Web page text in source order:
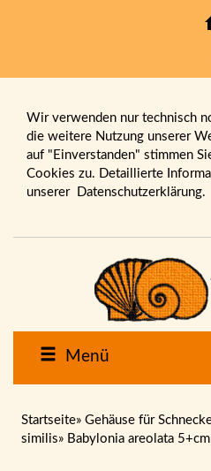
Wir verwenden nur technisch
die weitere Nutzung unserer
auf "Einverstanden" stimmen
Cookies zu. Detaillierte
unserer Datenschutzerklärung.
Menü
Startseite» Gehäuse für
similis» Babylonia areolata 5+cm